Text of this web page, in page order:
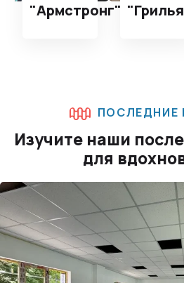
"Армстронг"
ПОСЛЕДНИЕ
Изучите наши
для